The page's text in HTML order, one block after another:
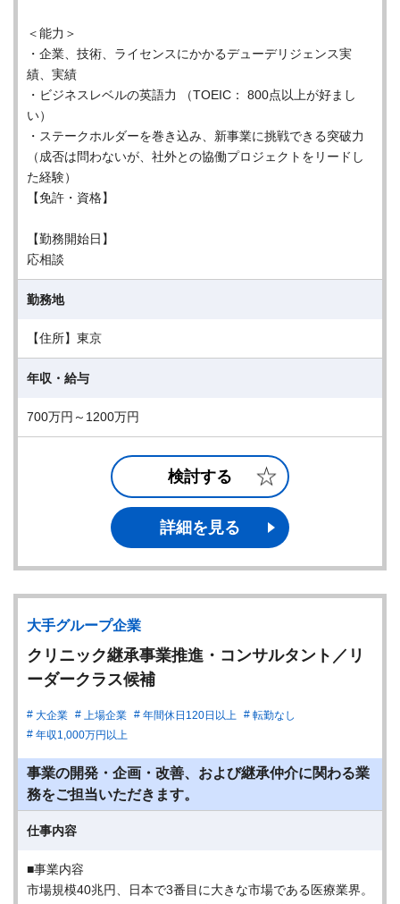
＜能力＞
・企業、技術、ライセンスにかかるデューデリジェンス実
績、実績
・ビジネスレベルの英語力 （TOEIC： 800点以上が好まし
い）
・ステークホルダーを巻き込み、新事業に挑戦できる突破力
（成否は問わないが、社外との協働プロジェクトをリードし
た経験）
【免許・資格】
【勤務開始日】
応相談
勤務地
【住所】東京
年収・給与
700万円～1200万円
検討する
詳細を見る
大手グループ企業
クリニック継承事業推進・コンサルタント／リ
ーダークラス候補
大企業 上場企業 年間休日120日以上
転勤なし
年収1,000万円以上
事業の開発・企画・改善、および継承仲介に関わる業
務をご担当いただきます。
仕事内容
■事業内容
市場規模40兆円、日本で3番目に大きな市場である医療業界。